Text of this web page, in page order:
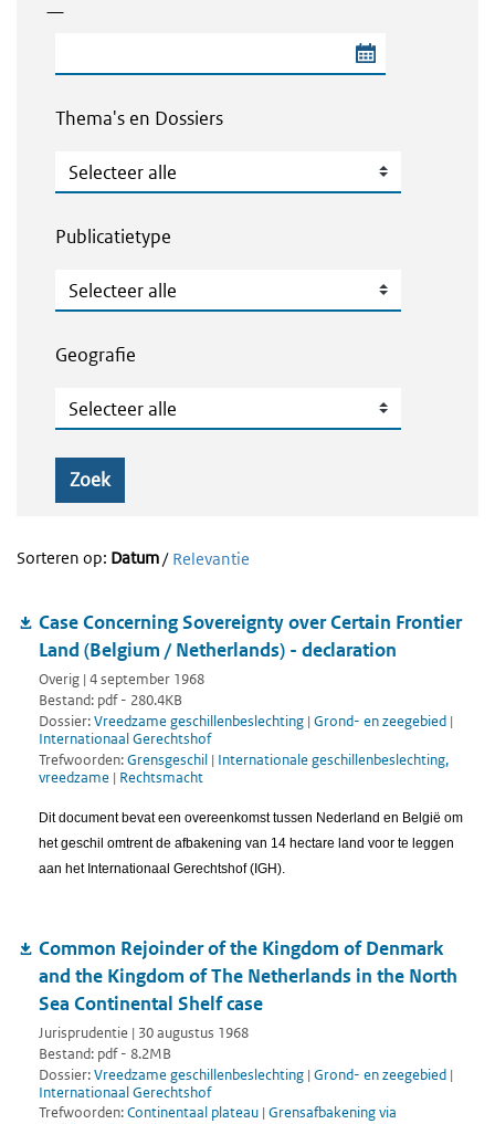
—
Thema's en Dossiers
Thema's en Dossiers
Publicatietype
Publicatietype
Geografie
Geografie
Zoek
Sorteren op: Datum/ Relevantie
Case Concerning Sovereignty over Certain Frontier
Land (Belgium / Netherlands) - declaration
Overig | 4 september 1968
Bestand: pdf - 280.4KB
Dossier:Vreedzame geschillenbeslechting | Grond- en zeegebied |
Internationaal Gerechtshof
Trefwoorden:Grensgeschil | Internationale geschillenbeslechting,
vreedzame | Rechtsmacht
Dit document bevat een overeenkomst tussen Nederland en België om
het geschil omtrent de afbakening van 14 hectare land voor te leggen
aan het Internationaal Gerechtshof (IGH).
Common Rejoinder of the Kingdom of Denmark
and the Kingdom of The Netherlands in the North
Sea Continental Shelf case
Jurisprudentie | 30 augustus 1968
Bestand: pdf - 8.2MB
Dossier:Vreedzame geschillenbeslechting | Grond- en zeegebied |
Internationaal Gerechtshof
Trefwoorden:Continentaal plateau | Grensafbakening via